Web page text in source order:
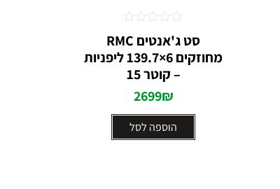
סט ג'אנטים RMC
מחוזקים 6×139.7 ליפניות
– קוטר 15
2699₪
הוספה לסל
0
מתוך